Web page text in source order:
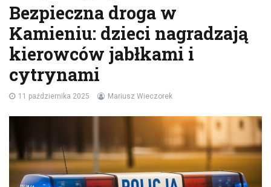
Bezpieczna droga w
Kamieniu: dzieci nagradzają
kierowców jabłkami i
cytrynami
11 października 2025 Mariusz Wieczorek